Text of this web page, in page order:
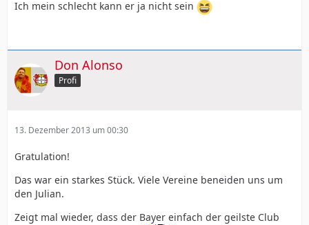
Ich mein schlecht kann er ja nicht sein
Don Alonso
Profi
13. Dezember 2013 um 00:30
Gratulation!
Das war ein starkes Stück. Viele Vereine beneiden uns um
den Julian.
Zeigt mal wieder, dass der Bayer einfach der geilste Club